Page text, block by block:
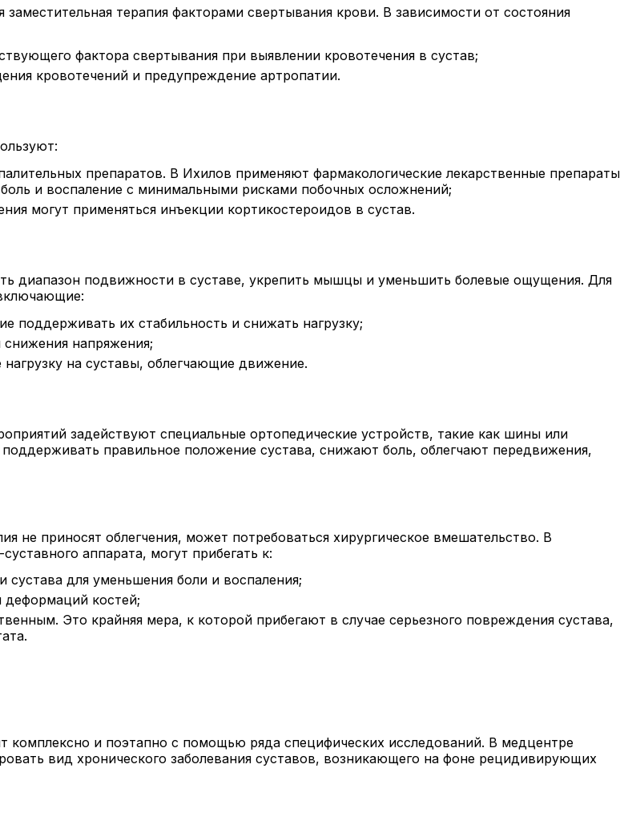
терапия факторами свертывания крови. В зависимости от состояния
фактора свертывания при выявлении кровотечения в сустав;
кровотечений и предупреждение артропатии.
препаратов. В Ихилов применяют фармакологические лекарственные препараты
и воспаление с минимальными рисками побочных осложнений;
могут применяться инъекции кортикостероидов в сустав.
диапазон подвижности в суставе, укрепить мышцы и уменьшить болевые ощущения. Для
поддерживать их стабильность и снижать нагрузку;
снижения напряжения;
на суставы, облегчающие движение.
задействуют специальные ортопедические устройств, такие как шины или
правильное положение сустава, снижают боль, облегчают передвижения,
не приносят облегчения, может потребоваться хирургическое вмешательство. В
аппарата, могут прибегать к:
для уменьшения боли и воспаления;
деформаций костей;
Это крайняя мера, к которой прибегают в случае серьезного повреждения сустава,
комплексно и поэтапно с помощью ряда специфических исследований. В медцентре
вид хронического заболевания суставов, возникающего на фоне рецидивирующих